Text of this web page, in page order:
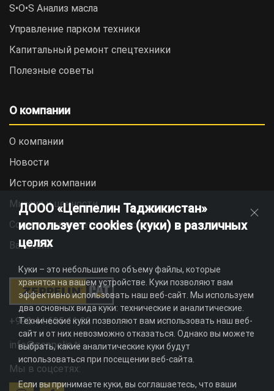
S•O•S Анализ масла
Управление парком техники
Капитальный ремонт спецтехники
Полезные советы
О компании
О компании
Новости
История компании
Миссия и ценности
Социальная ответственность
Вакансии
+992 44 625 11 22
info@zeppelin.tj
Мы в соцсетях:
ДООО «Цеппелин Таджикистан»
использует cookies (куки) в различных
целях
Куки – это небольшие по объему файлы, которые
хранятся на вашем устройстве. Куки позволяют вам
эффективно использовать наш веб-сайт. Мы используем
два основных вида куки: технические и аналитические.
Технические куки позволяют вам использовать наш веб-
сайт и от них невозможно отказаться. Однако вы можете
выбрать, какие аналитические куки будут
использоваться при посещении веб-сайта.
Если вы принимаете куки, вы соглашаетесь, что ваши